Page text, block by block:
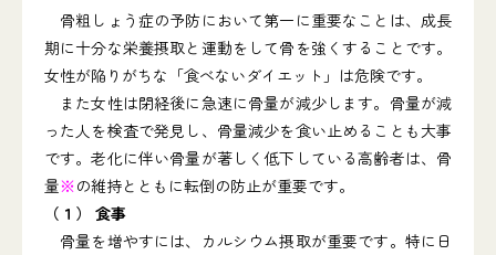
骨粗しょう症の予防において第一に重要なことは、成長
期に十分な栄養摂取と運動をして骨を強くすることです。
女性が陥りがちな「食べないダイエット」は危険です。
また女性は閉経後に急速に骨量が減少します。骨量が減
った人を検査で発見し、骨量減少を食い止めることも大事
です。老化に伴い骨量が著しく低下している高齢者は、骨
量※の維持とともに転倒の防止が重要です。
（１） 食事
骨量を増やすには、カルシウム摂取が重要です。特に日